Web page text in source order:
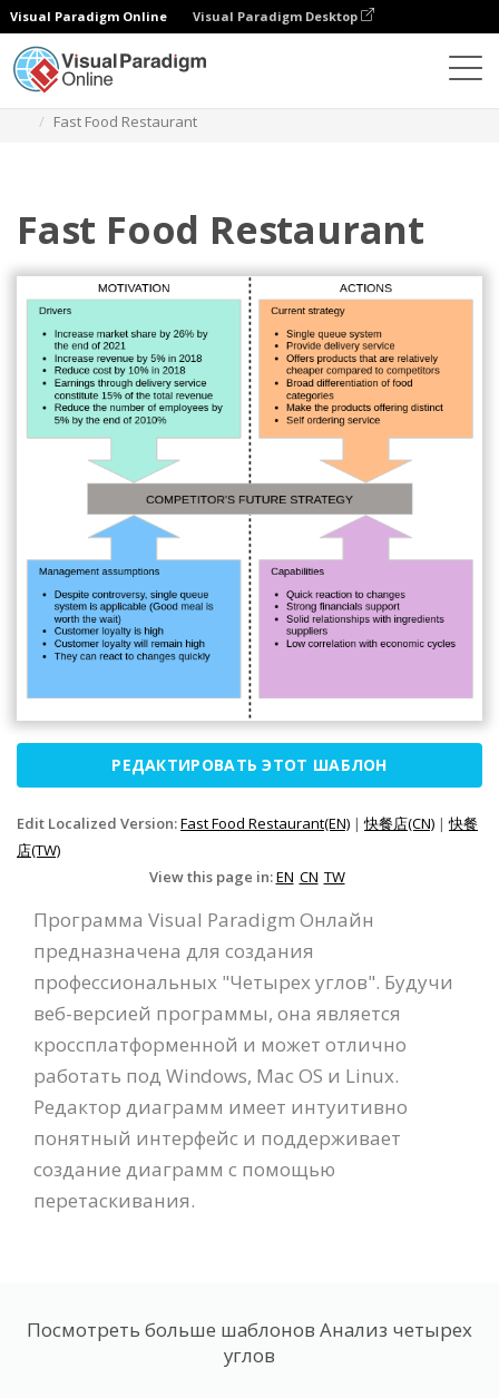
Visual Paradigm Online Visual Paradigm Desktop
Fast Food Restaurant
Fast Food Restaurant
РЕДАКТИРОВАТЬ ЭТОТ ШАБЛОН
Edit Localized Version:Fast Food Restaurant(EN) |快餐店(CN) |快餐
店(TW)
View this page in:EN CN TW
Программа Visual Paradigm Онлайн
предназначена для создания
профессиональных "Четырех углов". Будучи
веб-версией программы, она является
кроссплатформенной и может отлично
работать под Windows, Mac OS и Linux.
Редактор диаграмм имеет интуитивно
понятный интерфейс и поддерживает
создание диаграмм с помощью
перетаскивания.
Посмотреть больше шаблонов Анализ четырех
углов